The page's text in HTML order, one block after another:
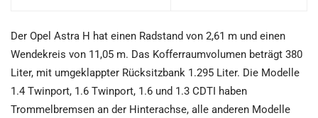
Der Opel Astra H hat einen Radstand von 2,61 m und einen
Wendekreis von 11,05 m. Das Kofferraumvolumen beträgt 380
Liter, mit umgeklappter Rücksitzbank 1.295 Liter. Die Modelle
1.4 Twinport, 1.6 Twinport, 1.6 und 1.3 CDTI haben
Trommelbremsen an der Hinterachse, alle anderen Modelle